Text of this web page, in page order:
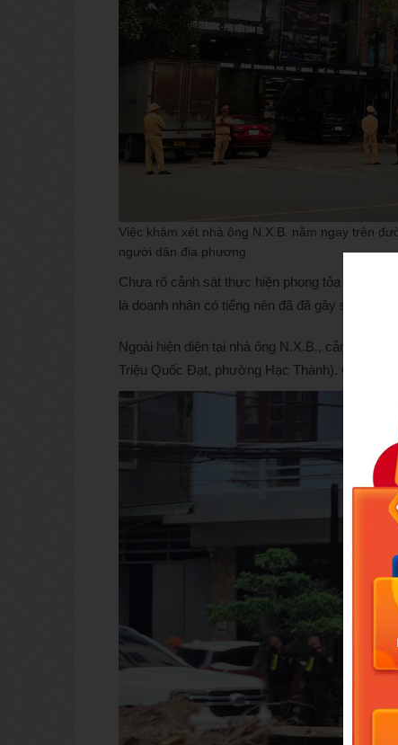
Việc khám xét nhà ông N.X.B. nằm ngay trên
người dân địa phương
Chưa rõ cảnh sát thực hiện phong tỏa trước
là doanh nhân có tiếng nên đã đã gây sự chú
Ngoài hiện diện tại nhà ông N.X.B., cảnh sát
Triệu Quốc Đạt, phường Hạc Thành). Ông H.